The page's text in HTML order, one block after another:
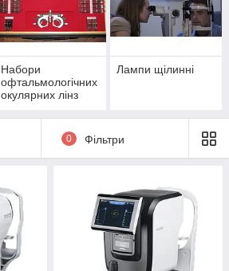
Набори
офтальмологічних
окулярних лінз
Лампи щілинні
0 Фільтри